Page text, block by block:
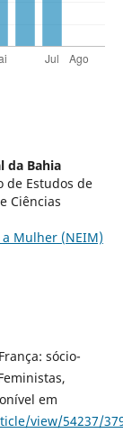
da Bahia
de Estudos de
Ciências
Mulher (NEIM)
sócio-
em
view/54237/